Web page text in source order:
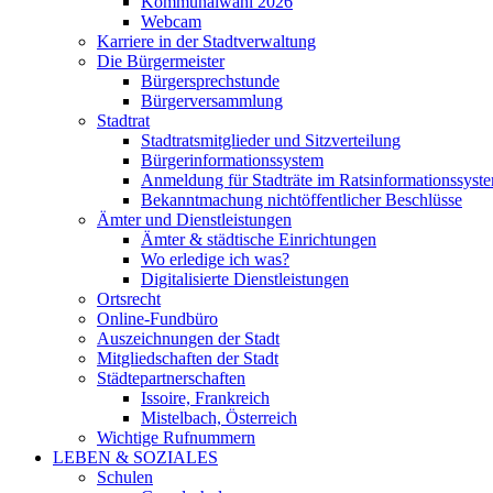
Webcam
Karriere in der Stadtverwaltung
Die Bürgermeister
Bürgersprechstunde
Bürgerversammlung
Stadtrat
Stadtratsmitglieder und Sitzverteilung
Bürgerinformationssystem
Anmeldung für Stadträte im
Bekanntmachung nichtöffentlicher Beschlüsse
Ämter und Dienstleistungen
Ämter & städtische Einrichtungen
Wo erledige ich was?
Digitalisierte Dienstleistungen
Ortsrecht
Online-Fundbüro
Auszeichnungen der Stadt
Mitgliedschaften der Stadt
Städtepartnerschaften
Issoire, Frankreich
Mistelbach, Österreich
Wichtige Rufnummern
LEBEN & SOZIALES
Schulen